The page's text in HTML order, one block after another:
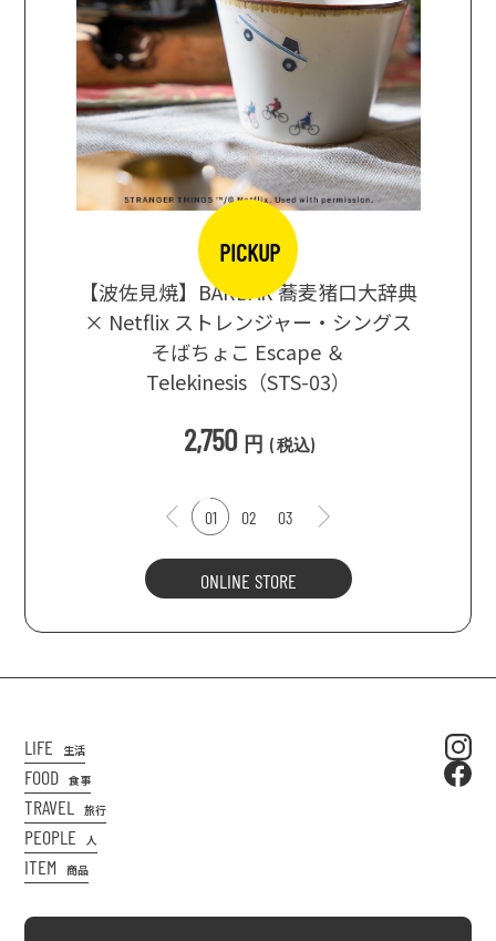
PICKUP
【波佐見焼】BARBAR 蕎麦猪口大辞典
× Netflix ストレンジャー・シングス
そばちょこ Escape ＆
Telekinesis（STS-03）
2,750 円 (税込)
01 02 03
ONLINE STORE
LIFE 生活
FOOD 食事
TRAVEL 旅行
PEOPLE 人
ITEM 商品